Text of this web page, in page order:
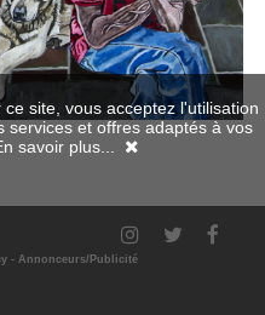
- Annonceurs/Publicité
site, vous acceptez l'utilisation
services et offres adaptés à vos
savoir plus...